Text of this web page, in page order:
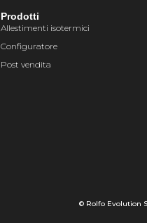
Prodotti
Allestimenti isotermici
Configuratore
Post vendita
© Rolfo Evolution